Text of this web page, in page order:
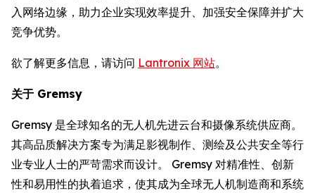
入网络边缘，助力企业实现效率提升、加强安全保障并扩大
竞争优势。
欲了解更多信息，请访问 Lantronix 网站。
关于 Gremsy
Gremsy 是全球知名的无人机先进云台和摄像系统供应商。
其高品质解决方案专为满足影视制作、测绘及公共安全等行
业专业人士的严苛需求而设计。 Gremsy 对精准性、创新
性和易用性的执着追求，使其成为全球无人机制造商和系统